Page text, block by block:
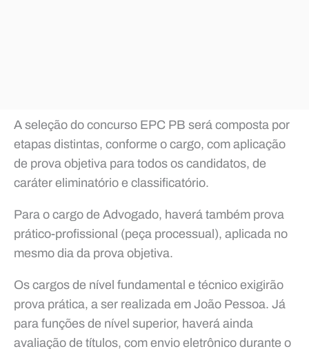
A seleção do concurso EPC PB será composta por
etapas distintas, conforme o cargo, com aplicação
de prova objetiva para todos os candidatos, de
caráter eliminatório e classificatório.
Para o cargo de Advogado, haverá também prova
prático-profissional (peça processual), aplicada no
mesmo dia da prova objetiva.
Os cargos de nível fundamental e técnico exigirão
prova prática, a ser realizada em João Pessoa. Já
para funções de nível superior, haverá ainda
avaliação de títulos, com envio eletrônico durante o